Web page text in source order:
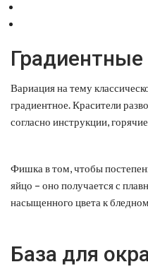
Градиентные
Вариация на тему
градиентное. Красители
согласно инструкции,
Фишка в том, чтобы
яйцо – оно получается с
насыщенного цвета к
База для